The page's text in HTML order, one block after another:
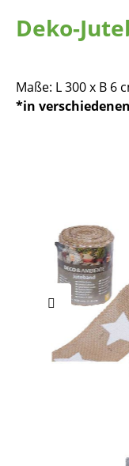
Deko-
Maße: L 300 x B 6
*in